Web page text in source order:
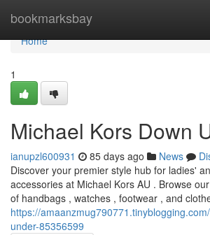
bookmarksbay
Home
Home
1
Michael Kors Down
ianupzl600931 85 days ago News
Discover your premier style hub for ladies'
accessories at Michael Kors AU . Browse
of handbags , watches , footwear , and
https://
under-85356599